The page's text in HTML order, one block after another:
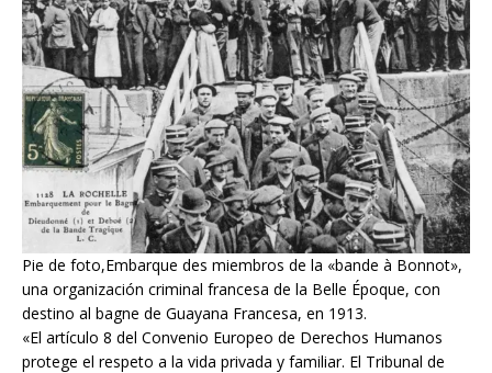
Pie de foto,Embarque des miembros de la «bande à Bonnot»,
una organización criminal francesa de la Belle Époque, con
destino al bagne de Guayana Francesa, en 1913.
«El artículo 8 del Convenio Europeo de Derechos Humanos
protege el respeto a la vida privada y familiar. El Tribunal de